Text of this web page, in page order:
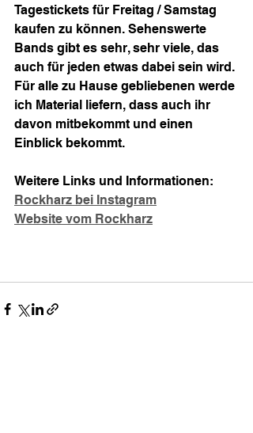
Tagestickets für Freitag / Samstag
kaufen zu können. Sehenswerte
Bands gibt es sehr, sehr viele, das
auch für jeden etwas dabei sein wird.
Für alle zu Hause gebliebenen werde
ich Material liefern, dass auch ihr
davon mitbekommt und einen
Einblick bekommt.
Weitere Links und Informationen:
Rockharz bei Instagram
Website vom Rockharz